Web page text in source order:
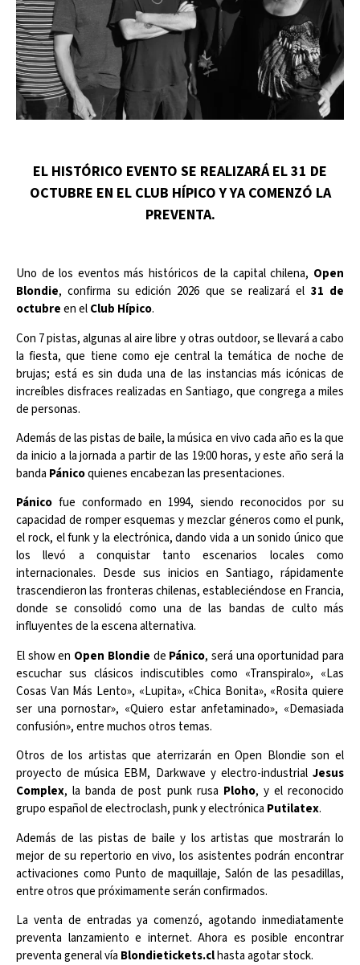
EL HISTÓRICO EVENTO SE REALIZARÁ EL 31 DE
OCTUBRE EN EL CLUB HÍPICO Y YA COMENZÓ LA
PREVENTA.
Uno de los eventos más históricos de la capital chilena, Open
Blondie, confirma su edición 2026 que se realizará el 31 de
octubreen elClub Hípico.
Con 7 pistas, algunas al aire libre y otras outdoor, se llevará a cabo
la fiesta, que tiene como eje central la temática de noche de
brujas; está es sin duda una de las instancias más icónicas de
increíbles disfraces realizadas en Santiago, que congrega a miles
de personas.
Además de las pistas de baile, la música en vivo cada año es la que
da inicio a la jornada a partir de las 19:00 horas, y este año será la
banda Pánicoquienes encabezan las presentaciones.
Pánico fue conformado en 1994, siendo reconocidos por su
capacidad de romper esquemas y mezclar géneros como el punk,
el rock, el funk y la electrónica, dando vida a un sonido único que
los llevó a conquistar tanto escenarios locales como
internacionales. Desde sus inicios en Santiago, rápidamente
trascendieron las fronteras chilenas, estableciéndose en Francia,
donde se consolidó como una de las bandas de culto más
influyentes de la escena alternativa.
El show en Open Blondie de Pánico, será una oportunidad para
escuchar sus clásicos indiscutibles como «Transpiralo», «Las
Cosas Van Más Lento», «Lupita», «Chica Bonita», «Rosita quiere
ser una pornostar», «Quiero estar anfetaminado», «Demasiada
confusión», entre muchos otros temas.
Otros de los artistas que aterrizarán en Open Blondie son el
proyecto de música EBM, Darkwave y electro-industrial Jesus
Complex, la banda de post punk rusa Ploho, y el reconocido
grupo español de electroclash, punk y electrónica Putilatex.
Además de las pistas de baile y los artistas que mostrarán lo
mejor de su repertorio en vivo, los asistentes podrán encontrar
activaciones como Punto de maquillaje, Salón de las pesadillas,
entre otros que próximamente serán confirmados.
La venta de entradas ya comenzó, agotando inmediatamente
preventa lanzamiento e internet. Ahora es posible encontrar
preventa general vía Blondietickets.clhasta agotar stock.